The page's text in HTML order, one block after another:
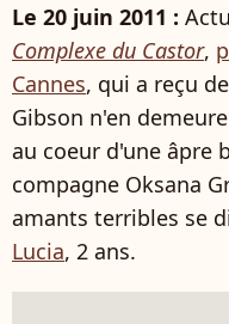
Le 20 juin 2011 :
Complexe du Castor,
Cannes, qui a reçu
Gibson n'en
au coeur d'une âpre
compagne Oksana
amants terribles se
Lucia, 2 ans.